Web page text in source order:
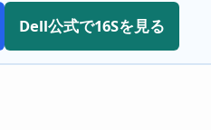
Dell公式で16Sを見る